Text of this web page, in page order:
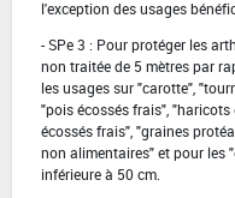
l'exception des usages
- SPe 3 : Pour protéger les
non traitée de 5 mètres par
les usages sur "carotte",
"pois écossés frais",
écossés frais", "graines
non alimentaires" et pour les
inférieure à 50 cm.